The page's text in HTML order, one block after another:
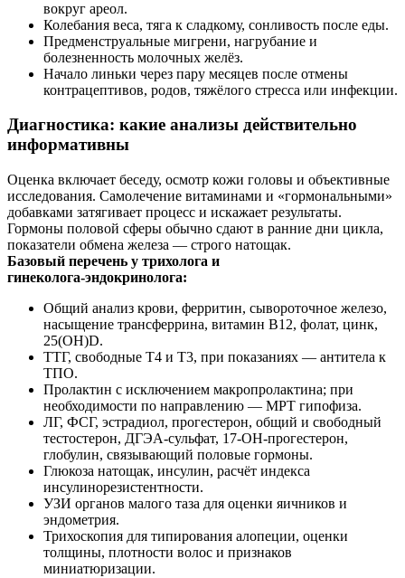
вокруг ареол.
Колебания веса, тяга к сладкому, сонливость после еды.
Предменструальные мигрени, нагрубание и
болезненность молочных желёз.
Начало линьки через пару месяцев после отмены
контрацептивов, родов, тяжёлого стресса или инфекции.
Диагностика: какие анализы действительно
информативны
Оценка включает беседу, осмотр кожи головы и объективные
исследования. Самолечение витаминами и «гормональными»
добавками затягивает процесс и искажает результаты.
Гормоны половой сферы обычно сдают в ранние дни цикла,
показатели обмена железа — строго натощак.
Базовый перечень у трихолога и
гинеколога‑эндокринолога:
Общий анализ крови, ферритин, сывороточное железо,
насыщение трансферрина, витамин В12, фолат, цинк,
25(ОН)D.
ТТГ, свободные Т4 и Т3, при показаниях — антитела к
ТПО.
Пролактин с исключением макропролактина; при
необходимости по направлению — МРТ гипофиза.
ЛГ, ФСГ, эстрадиол, прогестерон, общий и свободный
тестостерон, ДГЭА‑сульфат, 17‑ОН‑прогестерон,
глобулин, связывающий половые гормоны.
Глюкоза натощак, инсулин, расчёт индекса
инсулинорезистентности.
УЗИ органов малого таза для оценки яичников и
эндометрия.
Трихоскопия для типирования алопеции, оценки
толщины, плотности волос и признаков
миниатюризации.